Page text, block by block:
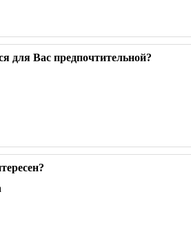
для Вас предпочтительной?